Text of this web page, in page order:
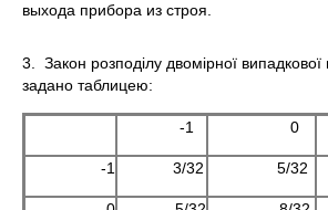
выхода прибора из строя.
3. Закон розподілу двомірної
задано таблицею:
-1 0
-1 3/32 5/32